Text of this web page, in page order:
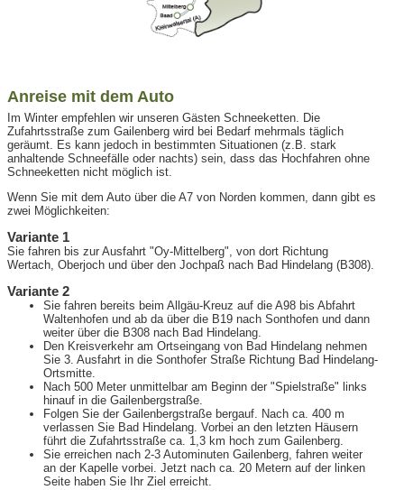
Anreise mit dem Auto
Im Winter empfehlen wir unseren Gästen Schneeketten. Die
Zufahrtsstraße zum Gailenberg wird bei Bedarf mehrmals täglich
geräumt. Es kann jedoch in bestimmten Situationen (z.B. stark
anhaltende Schneefälle oder nachts) sein, dass das Hochfahren ohne
Schneeketten nicht möglich ist.
Wenn Sie mit dem Auto über die A7 von Norden kommen, dann gibt es
zwei Möglichkeiten:
Variante 1
Sie fahren bis zur Ausfahrt "Oy-Mittelberg", von dort Richtung
Wertach, Oberjoch und über den Jochpaß nach Bad Hindelang (B308).
Variante 2
Sie fahren bereits beim Allgäu-Kreuz auf die A98 bis Abfahrt
Waltenhofen und ab da über die B19 nach Sonthofen und dann
weiter über die B308 nach Bad Hindelang.
Den Kreisverkehr am Ortseingang von Bad Hindelang nehmen
Sie 3. Ausfahrt in die Sonthofer Straße Richtung Bad Hindelang-
Ortsmitte.
Nach 500 Meter unmittelbar am Beginn der "Spielstraße" links
hinauf in die Gailenbergstraße.
Folgen Sie der Gailenbergstraße bergauf. Nach ca. 400 m
verlassen Sie Bad Hindelang. Vorbei an den letzten Häusern
führt die Zufahrtsstraße ca. 1,3 km hoch zum Gailenberg.
Sie erreichen nach 2-3 Autominuten Gailenberg, fahren weiter
an der Kapelle vorbei. Jetzt nach ca. 20 Metern auf der linken
Seite haben Sie Ihr Ziel erreicht.